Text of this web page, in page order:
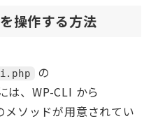
操作する方法
の
は、WP-CLI から
ソッドが用意されてい